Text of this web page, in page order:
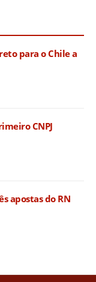
para o Chile a
CNPJ
apostas do RN